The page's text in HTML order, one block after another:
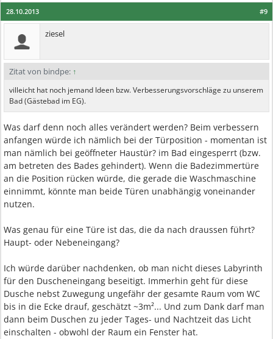
#9
28.10.2013
ziesel
Zitat von bindpe: ↑
villeicht hat noch jemand Ideen bzw. Verbesserungsvorschläge zu unserem
Bad (Gästebad im EG).
Was darf denn noch alles verändert werden? Beim verbessern
anfangen würde ich nämlich bei der Türposition - momentan ist
man nämlich bei geöffneter Haustür? im Bad eingesperrt (bzw.
am betreten des Bades gehindert). Wenn die Badezimmertüre
an die Position rücken würde, die gerade die Waschmaschine
einnimmt, könnte man beide Türen unabhängig voneinander
nutzen.
Was genau für eine Türe ist das, die da nach draussen führt?
Haupt- oder Nebeneingang?
Ich würde darüber nachdenken, ob man nicht dieses Labyrinth
für den Duscheneingang beseitigt. Immerhin geht für diese
Dusche nebst Zuwegung ungefähr der gesamte Raum vom WC
bis in die Ecke drauf, geschätzt ~3m²... Und zum Dank darf man
dann beim Duschen zu jeder Tages- und Nachtzeit das Licht
einschalten - obwohl der Raum ein Fenster hat.